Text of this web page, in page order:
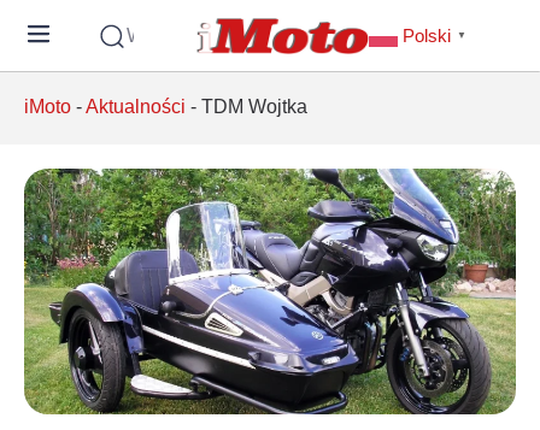
Wyszukaj Polski ▼
iMoto -Aktualności - TDM Wojtka